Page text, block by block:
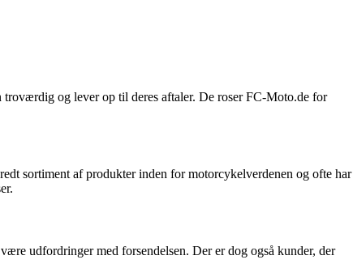
og lever op til deres aftaler. De roser FC-Moto.de for
sortiment af produkter inden for motorcykelverdenen og ofte har
udfordringer med forsendelsen. Der er dog også kunder, der